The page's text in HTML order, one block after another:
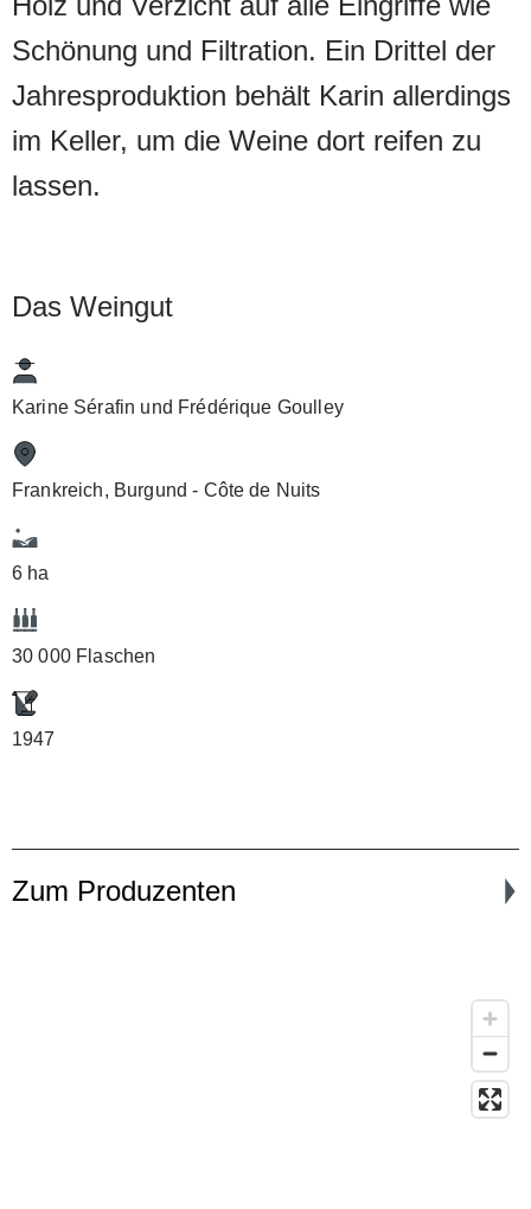
Schönung und Filtration. Ein Drittel der
Jahresproduktion behält Karin allerdings
im Keller, um die Weine dort reifen zu
lassen.
Das Weingut
Karine Sérafin und Frédérique Goulley
Frankreich, Burgund - Côte de Nuits
6 ha
30 000 Flaschen
1947
Zum Produzenten